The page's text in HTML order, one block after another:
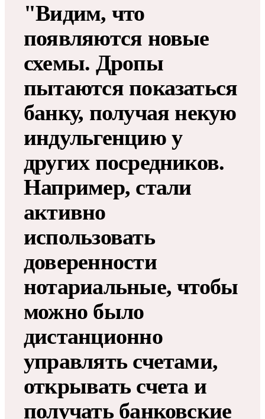
"Видим, что
появляются новые
схемы​​​. Дропы
пытаются показаться
банку, получая некую
индульгенцию у
других посредников.
Например, стали
активно
использовать
доверенности
нотариальные, чтобы
можно было
дистанционно
управлять счетами,
открывать счета и
получать банковские